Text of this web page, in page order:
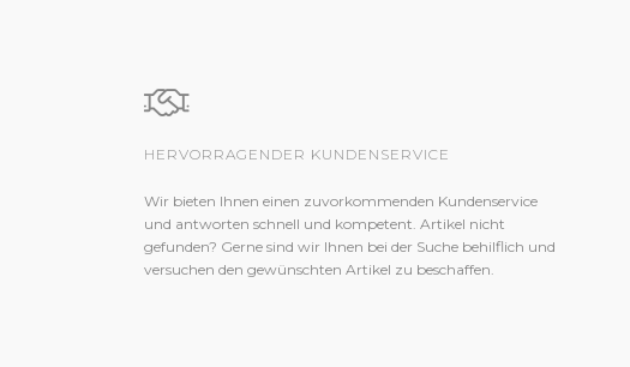
HERVORRAGENDER KUNDENSERVICE
Wir bieten Ihnen einen zuvorkommenden Kundenservice
und antworten schnell und kompetent. Artikel nicht
gefunden? Gerne sind wir Ihnen bei der Suche behilflich und
versuchen den gewünschten Artikel zu beschaffen.